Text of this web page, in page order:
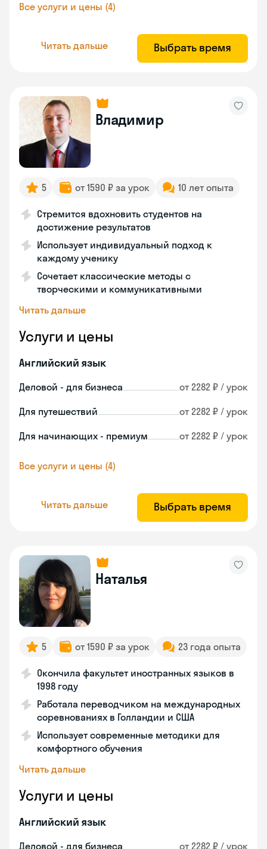
Все услуги и цены (4)
Читать дальше Выбрать время
Владимир
5 от 1590 ₽ за урок 10 лет опыта
Стремится вдохновить студентов на
достижение результатов
Использует индивидуальный подход к
каждому ученику
Сочетает классические методы с
творческими и коммуникативными
Читать дальше
Услуги и цены
Английский язык
Деловой - для бизнеса от 2282 ₽ / урок
Для путешествий от 2282 ₽ / урок
Для начинающих - премиум от 2282 ₽ / урок
Все услуги и цены (4)
Читать дальше Выбрать время
Наталья
5 от 1590 ₽ за урок 23 года опыта
Окончила факультет иностранных языков в
1998 году
Работала переводчиком на международных
соревнованиях в Голландии и США
Использует современные методики для
комфортного обучения
Читать дальше
Услуги и цены
Английский язык
Деловой - для бизнеса от 2282 ₽ / урок